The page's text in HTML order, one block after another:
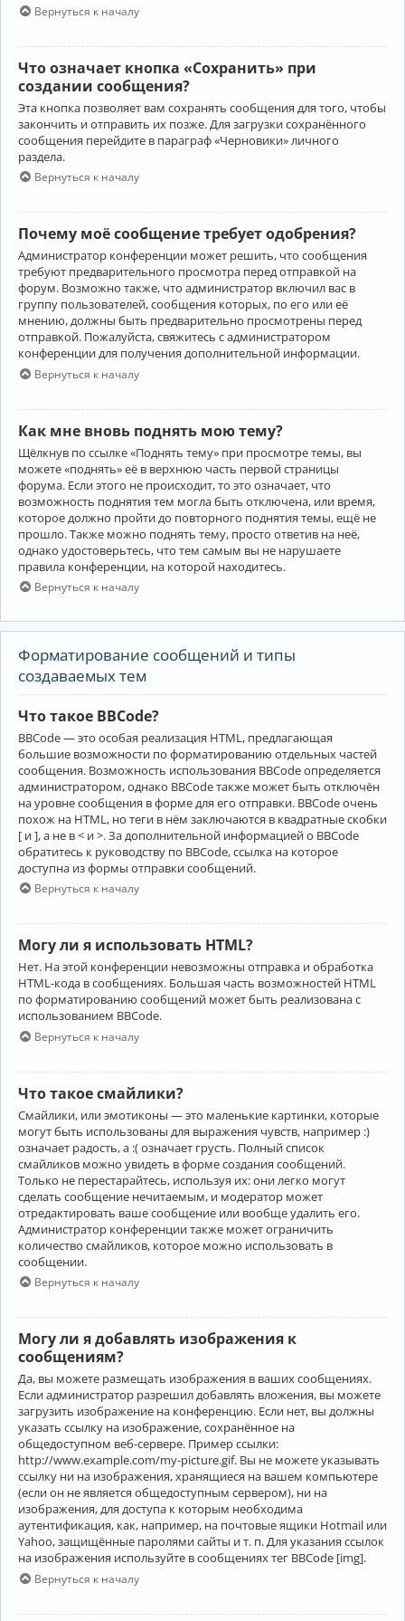
Вернуться к началу
Что означает кнопка «Сохранить» при
создании сообщения?
Эта кнопка позволяет вам сохранять сообщения для того, чтобы
закончить и отправить их позже. Для загрузки сохранённого
сообщения перейдите в параграф «Черновики» личного
раздела.
Вернуться к началу
Почему моё сообщение требует одобрения?
Администратор конференции может решить, что сообщения
требуют предварительного просмотра перед отправкой на
форум. Возможно также, что администратор включил вас в
группу пользователей, сообщения которых, по его или её
мнению, должны быть предварительно просмотрены перед
отправкой. Пожалуйста, свяжитесь с администратором
конференции для получения дополнительной информации.
Вернуться к началу
Как мне вновь поднять мою тему?
Щёлкнув по ссылке «Поднять тему» при просмотре темы, вы
можете «поднять» её в верхнюю часть первой страницы
форума. Если этого не происходит, то это означает, что
возможность поднятия тем могла быть отключена, или время,
которое должно пройти до повторного поднятия темы, ещё не
прошло. Также можно поднять тему, просто ответив на неё,
однако удостоверьтесь, что тем самым вы не нарушаете
правила конференции, на которой находитесь.
Вернуться к началу
Форматирование сообщений и типы
создаваемых тем
Что такое BBCode?
BBCode — это особая реализация HTML, предлагающая
большие возможности по форматированию отдельных частей
сообщения. Возможность использования BBCode определяется
администратором, однако BBCode также может быть отключён
на уровне сообщения в форме для его отправки. BBCode очень
похож на HTML, но теги в нём заключаются в квадратные скобки
[ и ], а не в < и >. За дополнительной информацией о BBCode
обратитесь к руководству по BBCode, ссылка на которое
доступна из формы отправки сообщений.
Вернуться к началу
Могу ли я использовать HTML?
Нет. На этой конференции невозможны отправка и обработка
HTML-кода в сообщениях. Большая часть возможностей HTML
по форматированию сообщений может быть реализована с
использованием BBCode.
Вернуться к началу
Что такое смайлики?
Смайлики, или эмотиконы — это маленькие картинки, которые
могут быть использованы для выражения чувств, например :)
означает радость, а :( означает грусть. Полный список
смайликов можно увидеть в форме создания сообщений.
Только не перестарайтесь, используя их: они легко могут
сделать сообщение нечитаемым, и модератор может
отредактировать ваше сообщение или вообще удалить его.
Администратор конференции также может ограничить
количество смайликов, которое можно использовать в
сообщении.
Вернуться к началу
Могу ли я добавлять изображения к
сообщениям?
Да, вы можете размещать изображения в ваших сообщениях.
Если администратор разрешил добавлять вложения, вы можете
загрузить изображение на конференцию. Если нет, вы должны
указать ссылку на изображение, сохранённое на
общедоступном веб-сервере. Пример ссылки:
http://www.example.com/my-picture.gif. Вы не можете указывать
ссылку ни на изображения, хранящиеся на вашем компьютере
(если он не является общедоступным сервером), ни на
изображения, для доступа к которым необходима
аутентификация, как, например, на почтовые ящики Hotmail или
Yahoo, защищённые паролями сайты и т. п. Для указания ссылок
на изображения используйте в сообщениях тег BBCode [img].
Вернуться к началу